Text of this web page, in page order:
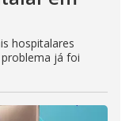
hospitalares
já foi